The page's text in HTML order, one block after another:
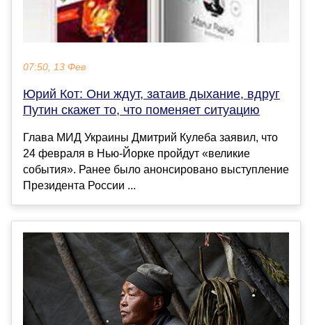
07:50, 13 Фев
Юрий Кот: Они ждут, затаив дыхание, вдруг
Путин скажет то, что поменяет ситуацию
Глава МИД Украины Дмитрий Кулеба заявил, что
24 февраля в Нью-Йорке пройдут «великие
события». Ранее было анонсировано выступление
Президента России ...